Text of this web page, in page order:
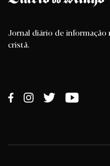
Jornal diário de informação
cristã.